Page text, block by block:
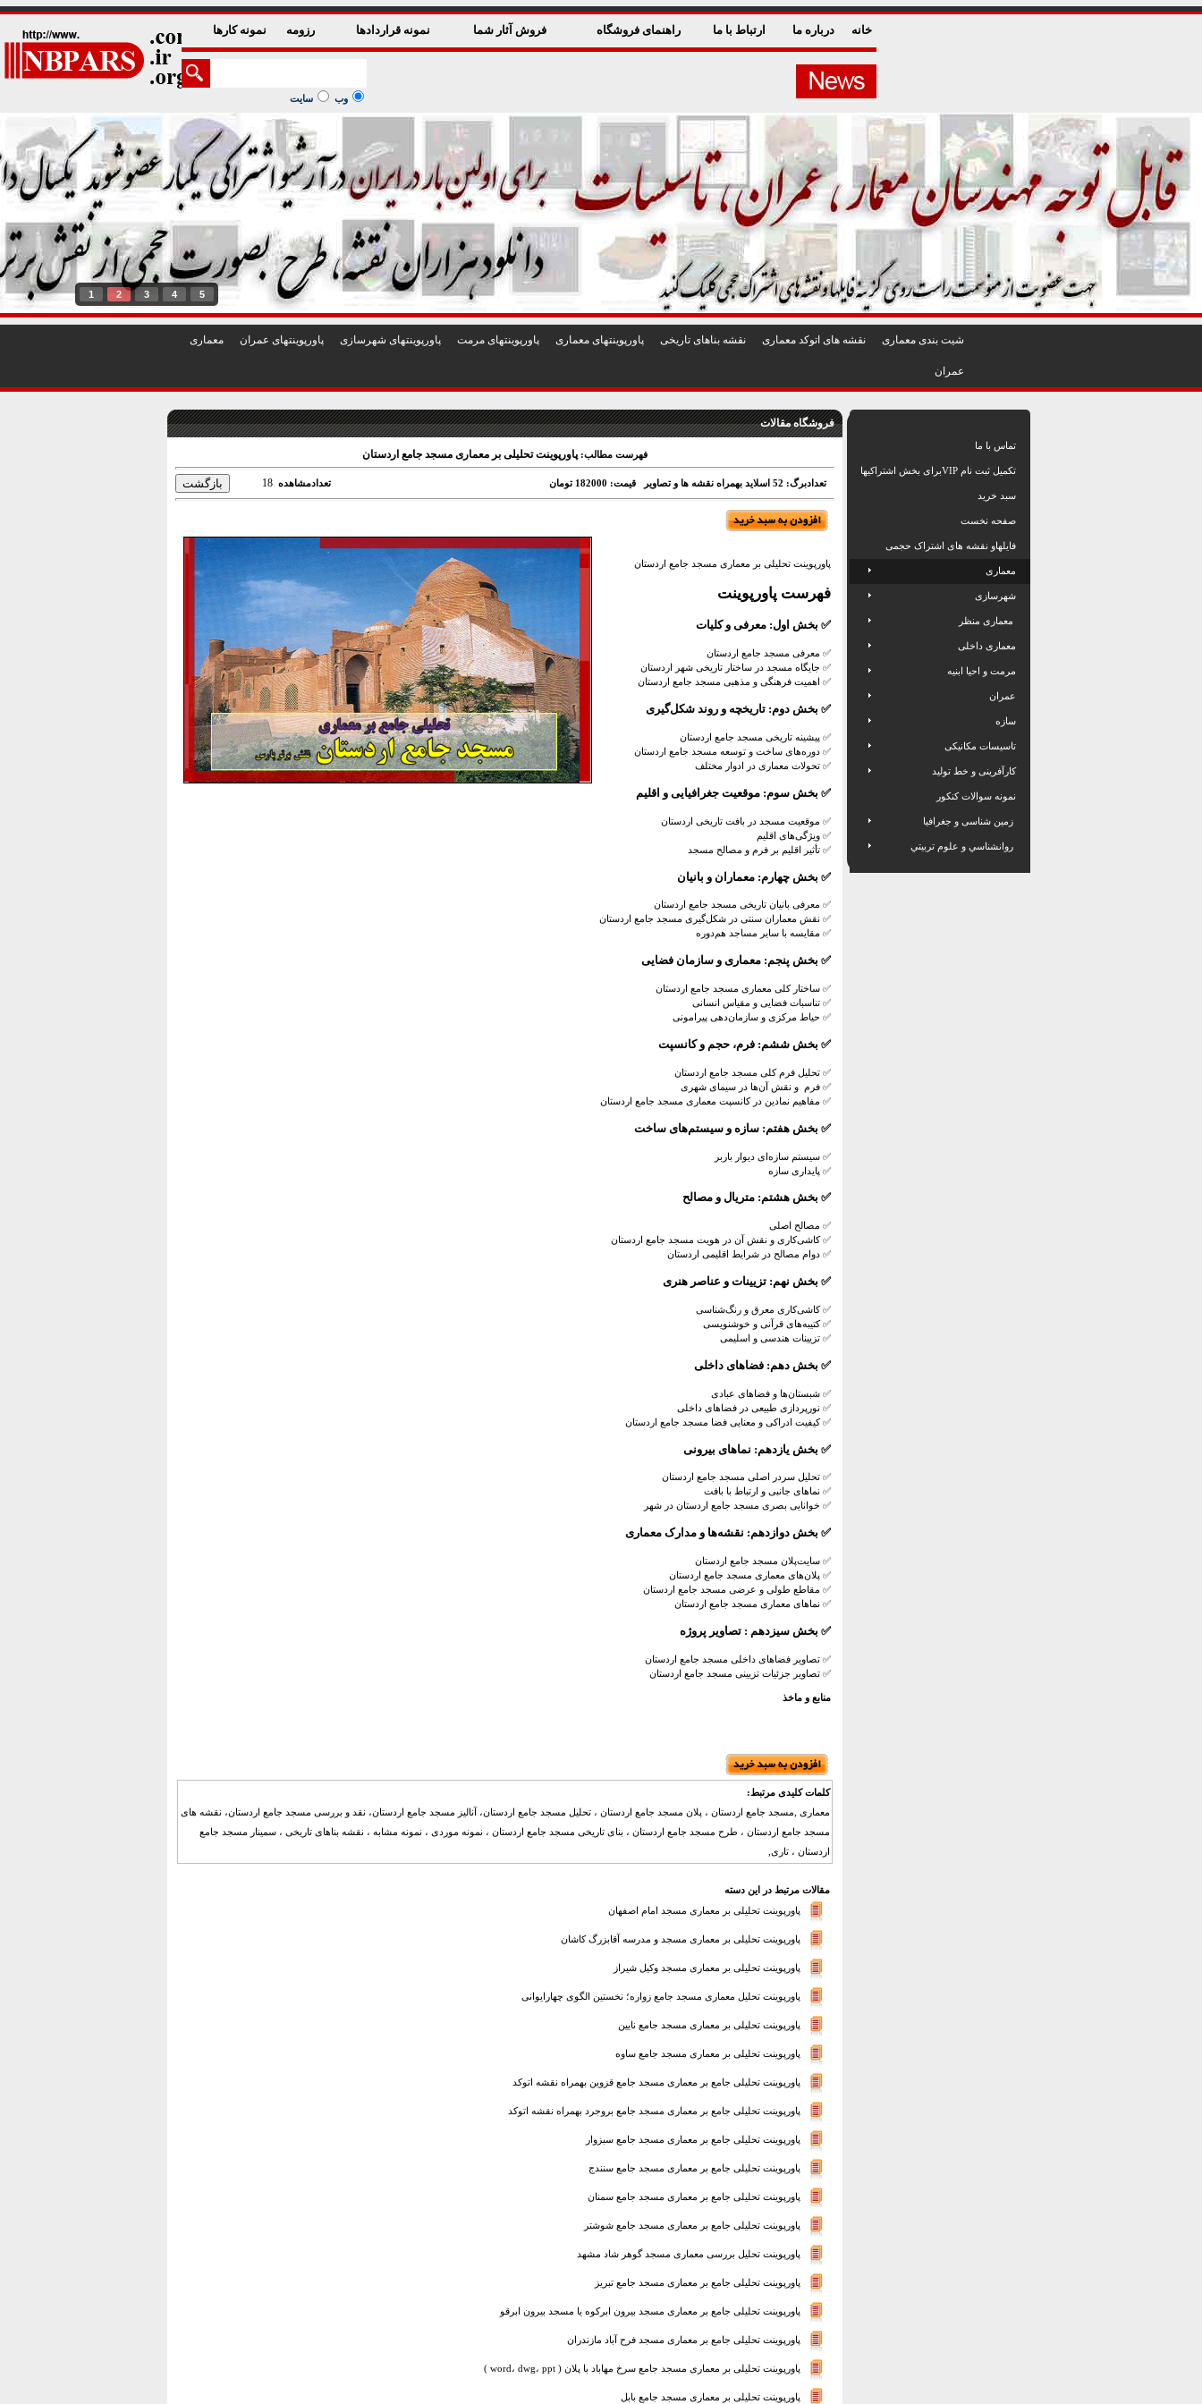
خانه درباره ما ارتباط با ما راهنمای فروشگاه فروش آثار شما نمونه قراردادها رزومه نمونه کارها
وب سایت
1 2 3 4 5
شيت بندی معماری نقشه های اتوکد معماری نقشه بناهای تاريخی پاورپوينتهای معماری پاورپوينتهای مرمت پاورپوينتهای شهرسازی پاورپوينتهای عمران معماری
عمران
فروشگاه مقالات
فهرست مطالب: پاورپوینت تحلیلی بر معماری مسجد جامع اردستان
تعدادبرگ: 52 اسلاید بهمراه نقشه ها و تصاویر قیمت: 182000 تومان تعدادمشاهده 18
پاورپوینت تحلیلی بر معماری مسجد جامع اردستان
فهرست پاورپوینت
✅ بخش اول: معرفی و کلیات
✅ معرفی مسجد جامع اردستان
✅ جایگاه مسجد در ساختار تاریخی شهر اردستان
✅ اهمیت فرهنگی و مذهبی مسجد جامع اردستان
✅ بخش دوم: تاریخچه و روند شکل‌گیری
✅ پیشینه تاریخی مسجد جامع اردستان
✅ دوره‌های ساخت و توسعه مسجد جامع اردستان
✅ تحولات معماری در ادوار مختلف
✅ بخش سوم: موقعیت جغرافیایی و اقلیم
✅ موقعیت مسجد در بافت تاریخی اردستان
✅ ویژگی‌های اقلیم
✅ تأثیر اقلیم بر فرم و مصالح مسجد
✅ بخش چهارم: معماران و بانیان
✅ معرفی بانیان تاریخی مسجد جامع اردستان
✅ نقش معماران سنتی در شکل‌گیری مسجد جامع اردستان
✅ مقایسه با سایر مساجد هم‌دوره
✅ بخش پنجم: معماری و سازمان فضایی
✅ ساختار کلی معماری مسجد جامع اردستان
✅ تناسبات فضایی و مقیاس انسانی
✅ حیاط مرکزی و سازمان‌دهی پیرامونی
✅ بخش ششم: فرم، حجم و کانسپت
✅ تحلیل فرم کلی مسجد جامع اردستان
✅ فرم و نقش آن‌ها در سیمای شهری
✅ مفاهیم نمادین در کانسپت معماری مسجد جامع اردستان
✅ بخش هفتم: سازه و سیستم‌های ساخت
✅ سیستم سازه‌ای دیوار باربر
✅ پایداری سازه
✅ بخش هشتم: متریال و مصالح
✅ مصالح اصلی
✅ کاشی‌کاری و نقش آن در هویت مسجد جامع اردستان
✅ دوام مصالح در شرایط اقلیمی اردستان
✅ بخش نهم: تزیینات و عناصر هنری
✅ کاشی‌کاری معرق و رنگ‌شناسی
✅ کتیبه‌های قرآنی و خوشنویسی
✅ تزیینات هندسی و اسلیمی
✅ بخش دهم: فضاهای داخلی
✅ شبستان‌ها و فضاهای عبادی
✅ نورپردازی طبیعی در فضاهای داخلی
✅ کیفیت ادراکی و معنایی فضا مسجد جامع اردستان
✅ بخش یازدهم: نماهای بیرونی
✅ تحلیل سردر اصلی مسجد جامع اردستان
✅ نماهای جانبی و ارتباط با بافت
✅ خوانایی بصری مسجد جامع اردستان در شهر
✅ بخش دوازدهم: نقشه‌ها و مدارک معماری
✅ سایت‌پلان مسجد جامع اردستان
✅ پلان‌های معماری مسجد جامع اردستان
✅ مقاطع طولی و عرضی مسجد جامع اردستان
✅ نماهای معماری مسجد جامع اردستان
✅ بخش سیزدهم : تصاویر پروژه
✅ تصاویر فضاهای داخلی مسجد جامع اردستان
✅ تصاویر جزئیات تزیینی مسجد جامع اردستان
منابع و ماخذ
کلمات کلیدی مرتبط:
معماری ,مسجد جامع اردستان ، پلان مسجد جامع اردستان ، تحلیل مسجد جامع اردستان، آنالیز مسجد جامع اردستان، نقد و بررسی مسجد جامع اردستان، نقشه های
مسجد جامع اردستان ، طرح مسجد جامع اردستان ، بنای تاریخی مسجد جامع اردستان ، نمونه موردی ، نمونه مشابه ، نقشه بناهای تاریخی ، سمینار مسجد جامع
اردستان ، تاری,
مقالات مرتبط در این دسته
پاورپوینت تحلیلی بر معماری مسجد امام اصفهان
پاورپوینت تحلیلی بر معماری مسجد و مدرسه آقابزرگ کاشان
پاورپوینت تحلیلی بر معماری مسجد وکیل شیراز
پاورپوینت تحلیل معماری مسجد جامع زواره؛ نخستین الگوی چهارایوانی
پاورپوینت تحلیلی بر معماری مسجد جامع نایین
پاورپوینت تحلیلی بر معماری مسجد جامع ساوه
پاورپوینت تحلیلی جامع بر معماری مسجد جامع قزوین بهمراه نقشه اتوکد
پاورپوینت تحلیلی جامع بر معماری مسجد جامع بروجرد بهمراه نقشه اتوکد
پاورپوینت تحلیلی جامع بر معماری مسجد جامع سبزوار
پاورپوینت تحلیلی جامع بر معماری مسجد جامع سنندج
پاورپوینت تحلیلی جامع بر معماری مسجد جامع سمنان
پاورپوینت تحلیلی جامع بر معماری مسجد جامع شوشتر
پاورپوینت تحلیل بررسی معماری مسجد گوهر شاد مشهد
پاورپوینت تحلیلی جامع بر معماری مسجد جامع تبریز
پاورپوینت تحلیلی جامع بر معماری مسجد بیرون ابرکوه یا مسجد بیرون ابرقو
پاورپوینت تحلیلی جامع بر معماری مسجد فرح آباد مازندران
پاورپوینت تحلیلی بر معماری مسجد جامع سرخ مهاباد با پلان ( word، dwg، ppt )
پاورپوینت تحلیلی بر معماری مسجد جامع بابل
تماس با ما
تکمیل ثبت نام VIPبرای بخش اشتراکیها
سبد خرید
صفحه نخست
فایلهاو نقشه های اشتراک حجمی
معماری
شهرسازی
معماری منظر
معماری داخلی
مرمت و احیا ابنیه
عمران
سازه
تاسیسات مکانیکی
کارآفرینی و خط تولید
نمونه سوالات کنکور
زمین شناسی و جغرافیا
روانشناسي و علوم تربيتي